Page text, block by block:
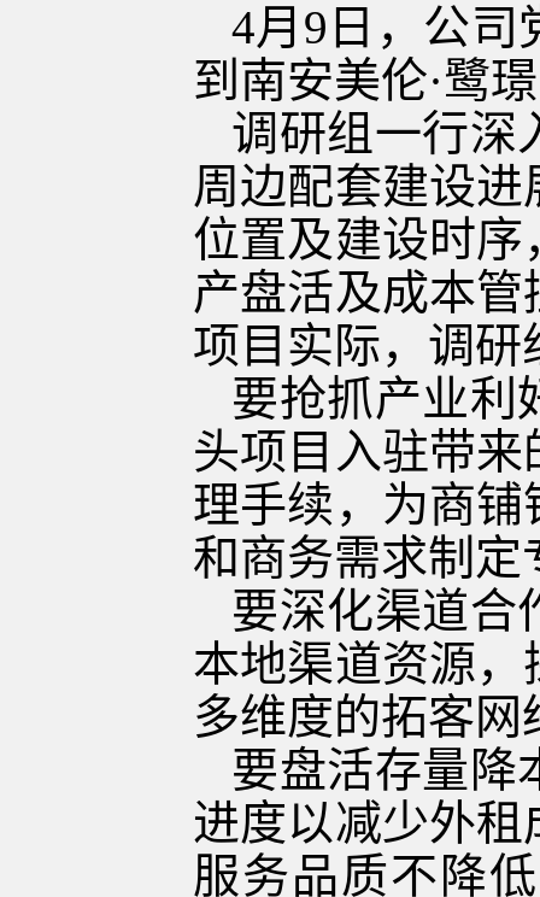
4月9日，公司
到南安美伦·鹭
调研组一行深
周边配套建设
位置及建设时
产盘活及成本
项目实际，调研
要抢抓产业利
头项目入驻带
理手续，为商
和商务需求制
要深化渠道合
本地渠道资源
多维度的拓客网
要盘活存量降
进度以减少外
服务品质不降